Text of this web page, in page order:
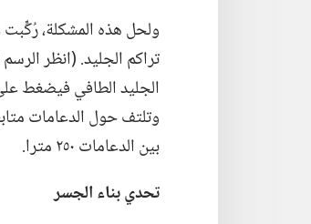
ولحل هذه المشكلة،‏
الجليد الطافي فيضغط
وتلتف حول الدعامات
بين الدعامات ٢٥٠ مترا.‏
تحدي بناء الجسر